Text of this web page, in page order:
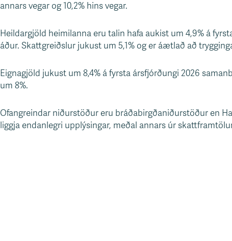
annars vegar og 10,2% hins vegar.
Heildargjöld heimilanna eru talin hafa aukist um 4,9% á
áður. Skattgreiðslur jukust um 5,1% og er áætlað að
Eignagjöld jukust um 8,4% á fyrsta ársfjórðungi 2026
um 8%.
Ofangreindar niðurstöður eru bráðabirgðaniðurstöður en
liggja endanlegri upplýsingar, meðal annars úr